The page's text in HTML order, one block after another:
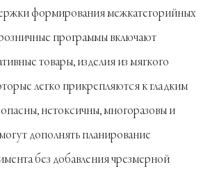
формирования межкатегорийных
программы включают
товары, изделия из мягкого
легко прикрепляются к гладким
нетоксичны, многоразовы и
дополнять планирование
без добавления чрезмерной